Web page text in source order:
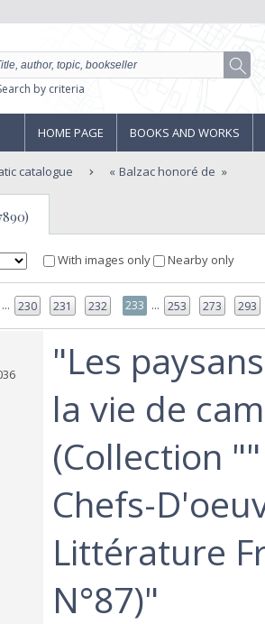
by criteria
HOME PAGE BOOKS AND WORKS
catalogue Balzac honoré de
With images only Nearby only
... 230 231 232 233 ... 253 273 293
‎"Les
la vie de
(Collection
Chefs-
Littérature
N°87)"‎